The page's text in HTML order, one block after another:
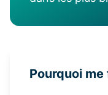
Pourquoi